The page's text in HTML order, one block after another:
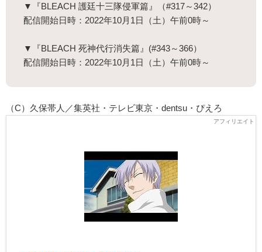
▼『BLEACH 護廷十三隊侵軍篇』（#317～342）
配信開始日時：2022年10月1日（土）午前0時～
▼『BLEACH 死神代行消失篇』(#343～366）
配信開始日時：2022年10月1日（土）午前0時～
（C）久保帯人／集英社・テレビ東京・dentsu・ぴえろ